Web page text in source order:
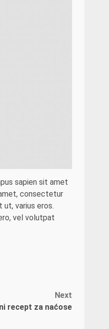
sapien sit amet
consectetur
varius eros.
vel volutpat
Next
recept za naćose